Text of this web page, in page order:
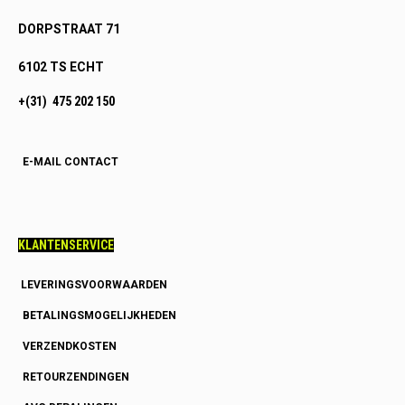
DORPSTRAAT 71
6102 TS ECHT
+(31) 475 202 150
E-MAIL CONTACT
KLANTENSERVICE
LEVERINGSVOORWAARDEN
BETALINGSMOGELIJKHEDEN
VERZENDKOSTEN
RETOURZENDINGEN